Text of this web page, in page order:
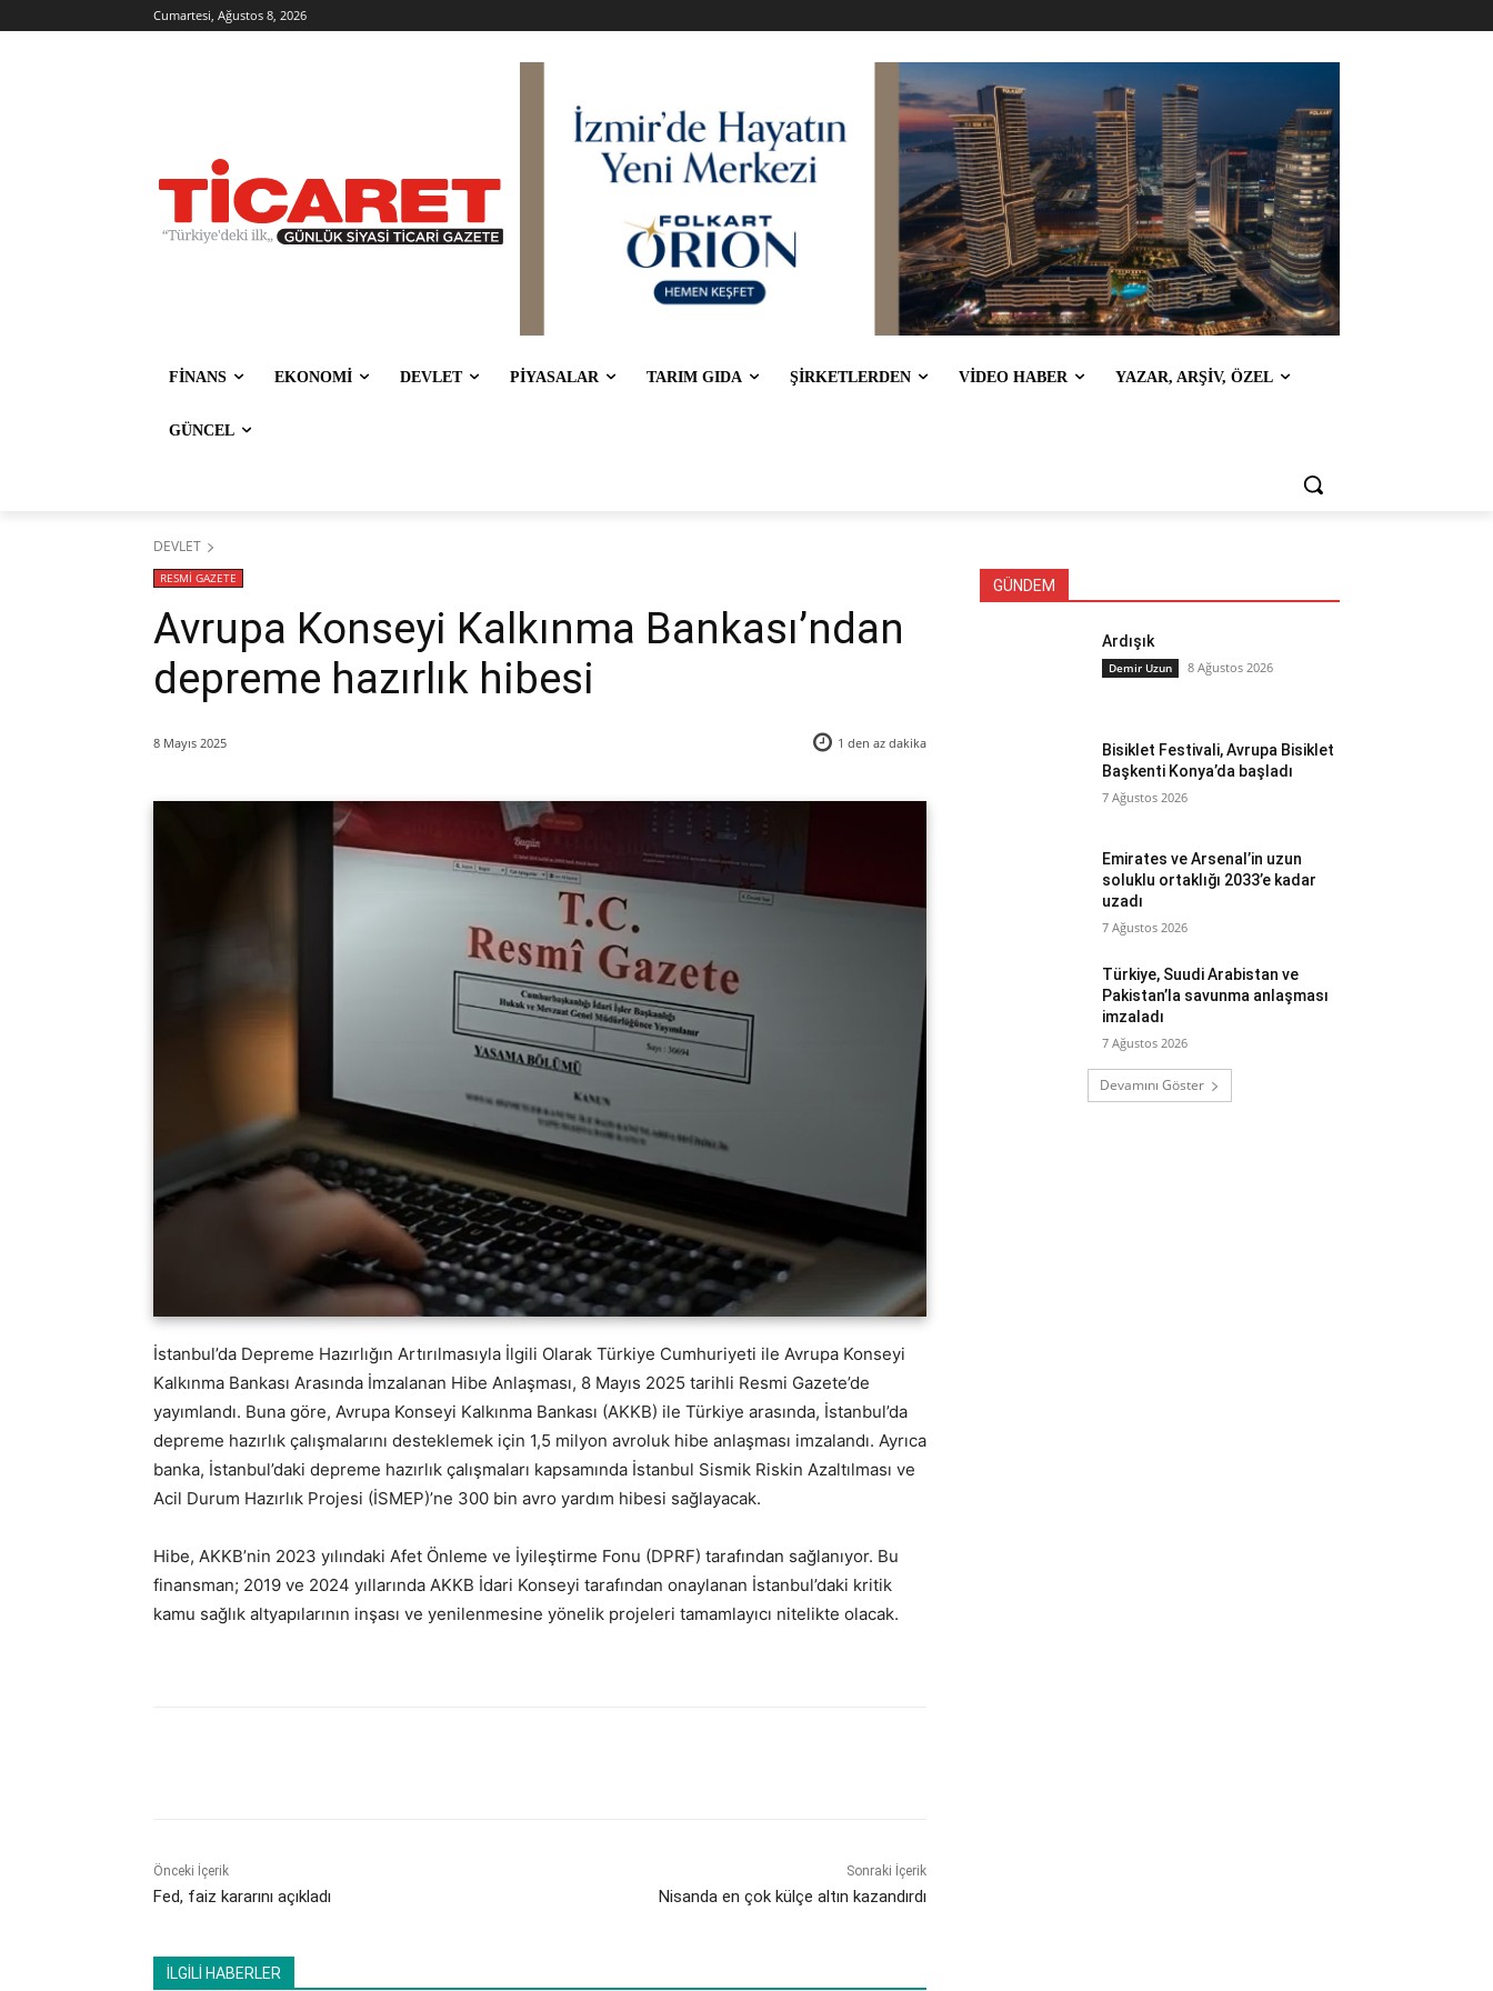
Cumartesi, Ağustos 8, 2026
FİNANS EKONOMİ DEVLET PİYASALAR TARIM GIDA ŞİRKETLERDEN VİDEO HABER YAZAR, ARŞİV, ÖZEL
GÜNCEL
DEVLET
RESMİ GAZETE
Avrupa Konseyi Kalkınma Bankası’ndan
depreme hazırlık hibesi
8 Mayıs 2025 1 den az dakika
İstanbul’da Depreme Hazırlığın Artırılmasıyla İlgili Olarak Türkiye Cumhuriyeti ile Avrupa Konseyi
Kalkınma Bankası Arasında İmzalanan Hibe Anlaşması, 8 Mayıs 2025 tarihli Resmi Gazete’de
yayımlandı. Buna göre, Avrupa Konseyi Kalkınma Bankası (AKKB) ile Türkiye arasında, İstanbul’da
depreme hazırlık çalışmalarını desteklemek için 1,5 milyon avroluk hibe anlaşması imzalandı. Ayrıca
banka, İstanbul’daki depreme hazırlık çalışmaları kapsamında İstanbul Sismik Riskin Azaltılması ve
Acil Durum Hazırlık Projesi (İSMEP)’ne 300 bin avro yardım hibesi sağlayacak.
Hibe, AKKB’nin 2023 yılındaki Afet Önleme ve İyileştirme Fonu (DPRF) tarafından sağlanıyor. Bu
finansman; 2019 ve 2024 yıllarında AKKB İdari Konseyi tarafından onaylanan İstanbul’daki kritik
kamu sağlık altyapılarının inşası ve yenilenmesine yönelik projeleri tamamlayıcı nitelikte olacak.
Önceki İçerik
Fed, faiz kararını açıkladı
Sonraki İçerik
Nisanda en çok külçe altın kazandırdı
İLGİLİ HABERLER
GÜNDEM
Ardışık
Demir Uzun 8 Ağustos 2026
Bisiklet Festivali, Avrupa Bisiklet
Başkenti Konya’da başladı
7 Ağustos 2026
Emirates ve Arsenal’in uzun
soluklu ortaklığı 2033’e kadar
uzadı
7 Ağustos 2026
Türkiye, Suudi Arabistan ve
Pakistan’la savunma anlaşması
imzaladı
7 Ağustos 2026
Devamını Göster